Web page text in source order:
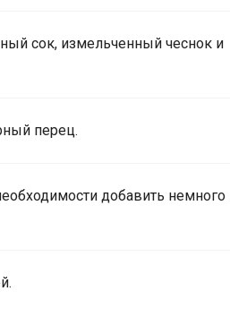
сок, измельченный чеснок и
перец.
добавить